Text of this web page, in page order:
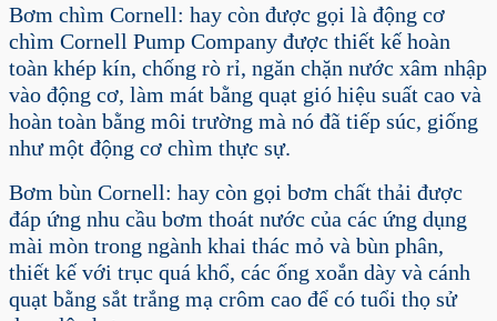
Bơm chìm Cornell: hay còn được gọi là động cơ
chìm Cornell Pump Company được thiết kế hoàn
toàn khép kín, chống rò rỉ, ngăn chặn nước xâm nhập
vào động cơ, làm mát bằng quạt gió hiệu suất cao và
hoàn toàn bằng môi trường mà nó đã tiếp súc, giống
như một động cơ chìm thực sự.
Bơm bùn Cornell: hay còn gọi bơm chất thải được
đáp ứng nhu cầu bơm thoát nước của các ứng dụng
mài mòn trong ngành khai thác mỏ và bùn phân,
thiết kế với trục quá khổ, các ống xoắn dày và cánh
quạt bằng sắt trắng mạ crôm cao để có tuổi thọ sử